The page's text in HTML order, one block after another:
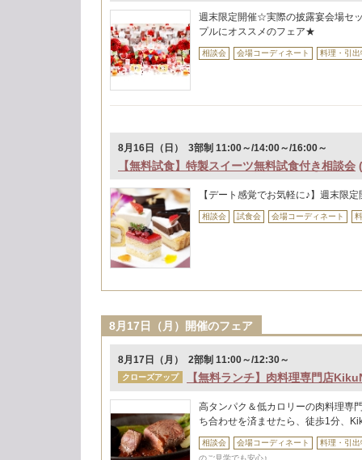
週末限定開催☆実際の披露宴会場セ
プルにオススメのフェア★
相談会 会場コーディネート 料理・引
8月16日（日） 3部制 11:00～/14:00～/16:00～
【無料試食】特製スイーツ無料試食付き相談会 (
【デート感覚でお気軽に♪】週末限
相談会 試食会 会場コーディネート
8月17日（月）開催のフェア
8月17日（月） 2部制 11:00～/12:30～
クローズアップ 【無料ランチ】肉料理専門店
高タンパク＆低カロリーの肉料理専
ち合わせを済ませたら、徒歩1分、
相談会 会場コーディネート
料理・引